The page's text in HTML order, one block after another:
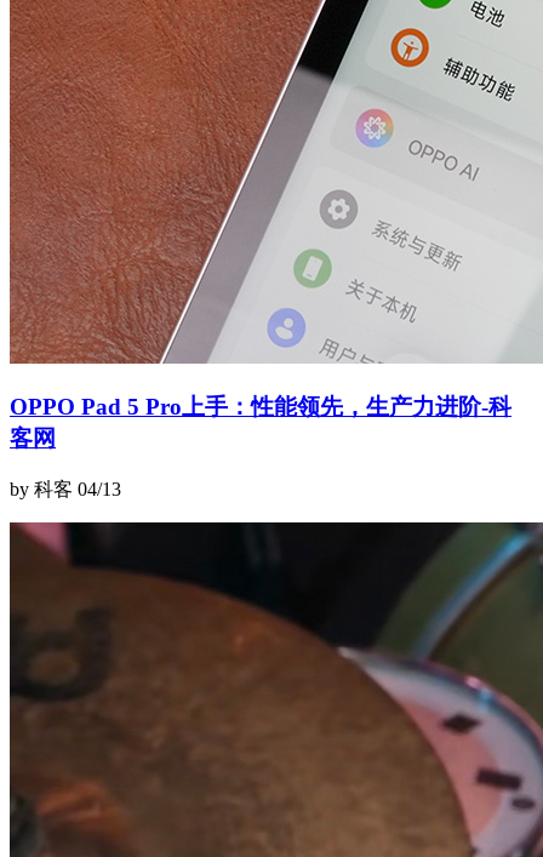
OPPO Pad 5 Pro上手：性能领先，生产力进阶-科
客网
by 科客 04/13